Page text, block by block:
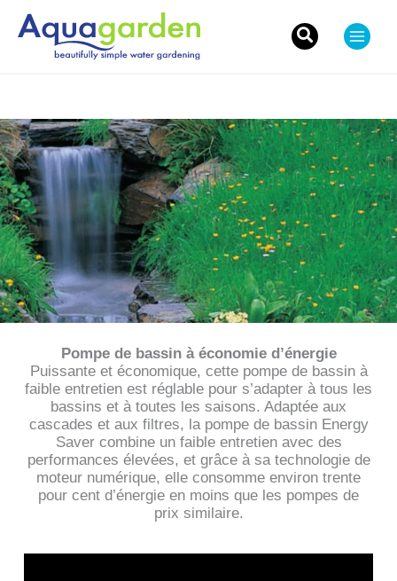
Pompe de bassin à économie d’énergie
Puissante et économique, cette pompe de bassin à
faible entretien est réglable pour s’adapter à tous les
bassins et à toutes les saisons. Adaptée aux
cascades et aux filtres, la pompe de bassin Energy
Saver combine un faible entretien avec des
performances élevées, et grâce à sa technologie de
moteur numérique, elle consomme environ trente
pour cent d’énergie en moins que les pompes de
prix similaire.